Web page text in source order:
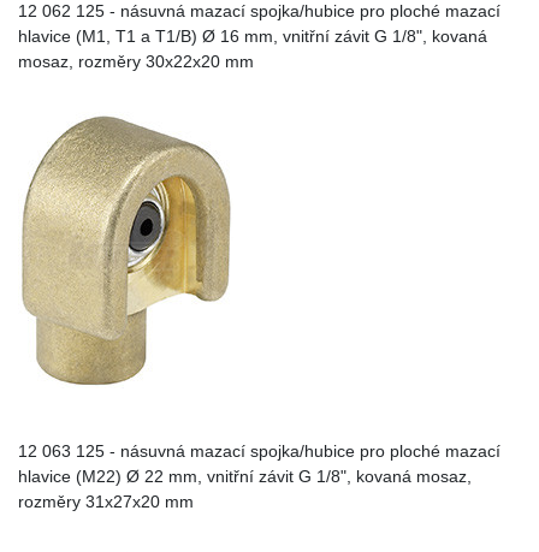
12 062 125 - násuvná mazací spojka/hubice pro ploché mazací
hlavice (M1, T1 a T1/B) Ø 16 mm, vnitřní závit G 1/8", kovaná
mosaz, rozměry 30x22x20 mm
12 063 125 - násuvná mazací spojka/hubice pro ploché mazací
hlavice (M22) Ø 22 mm, vnitřní závit G 1/8", kovaná mosaz,
rozměry 31x27x20 mm